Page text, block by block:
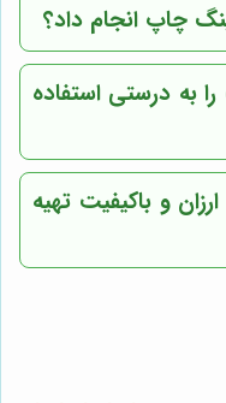
چاپ انجام داد؟
به درستی استفاده
و باکیفیت تهیه